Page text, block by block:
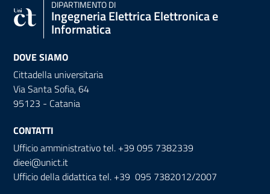
DIPARTIMENTO DI
Ingegneria Elettrica Elettronica e
Informatica
DOVE SIAMO
Cittadella universitaria
Via Santa Sofia, 64
95123 - Catania
CONTATTI
Ufficio amministrativo tel. +39 095 7382339
dieei@unict.it
Ufficio della didattica tel. +39 095 7382012/2007